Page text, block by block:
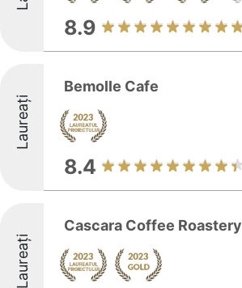
8.9
Laureați
Bemolle Cafe
8.4
Laureați
Cascara Coffee Roastery